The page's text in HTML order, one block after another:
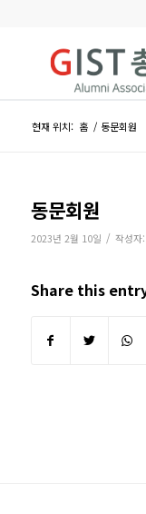
현재 위치: 홈 / 동문회원
동문회원
2023년 2월 10일 / 작성자:
Share this